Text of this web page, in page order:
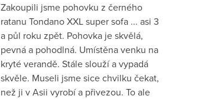
Zakoupili jsme pohovku z černého
ratanu Tondano XXL super sofa ... asi 3
a půl roku zpět. Pohovka je skvělá,
pevná a pohodlná. Umístěna venku na
kryté verandě. Stále slouží a vypadá
skvěle. Museli jsme sice chvilku čekat,
než ji v Asii vyrobí a přivezou. To ale